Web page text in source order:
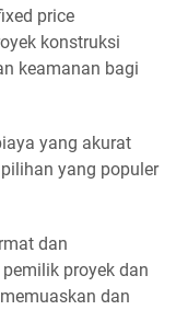
price
konstruksi
keamanan bagi
yang akurat
yang populer
dan
proyek dan
dan